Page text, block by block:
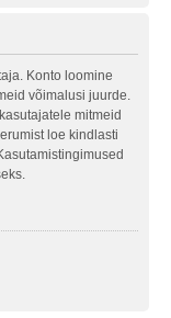
Konto loomine
võimalusi juurde.
mitmeid
loe kindlasti